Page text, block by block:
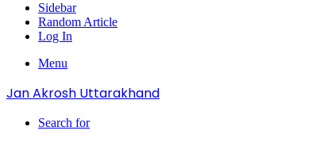
Sidebar
Random Article
Log In
Menu
Jan Akrosh Uttarakhand
Search for